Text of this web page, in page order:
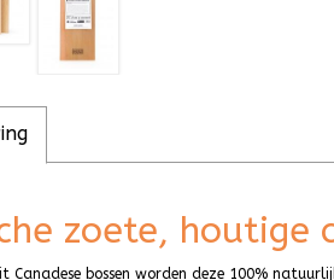
zoete, houtige
Canadese bossen worden deze 100%